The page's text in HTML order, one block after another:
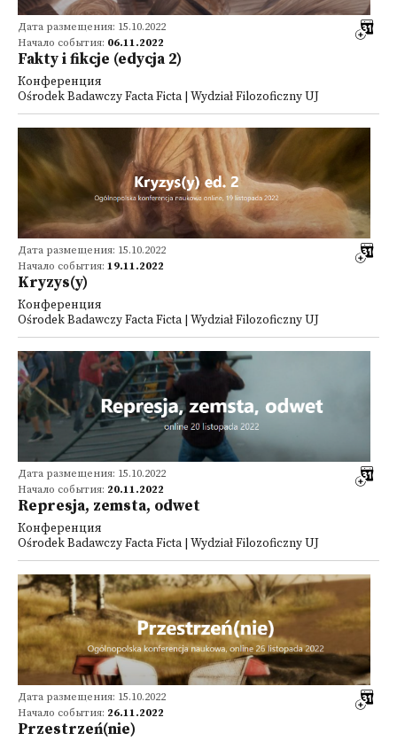
Дата размещения: 15.10.2022
Начало события: 06.11.2022
Fakty i fikcje (edycja 2)
Конференция
Ośrodek Badawczy Facta Ficta | Wydział Filozoficzny UJ
Дата размещения: 15.10.2022
Начало события: 19.11.2022
Kryzys(y)
Конференция
Ośrodek Badawczy Facta Ficta | Wydział Filozoficzny UJ
Дата размещения: 15.10.2022
Начало события: 20.11.2022
Represja, zemsta, odwet
Конференция
Ośrodek Badawczy Facta Ficta | Wydział Filozoficzny UJ
Дата размещения: 15.10.2022
Начало события: 26.11.2022
Przestrzeń(nie)